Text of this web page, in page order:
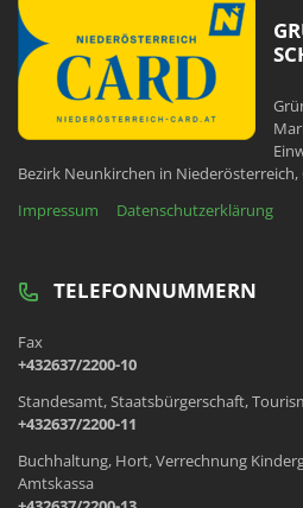
Bezirk Neunkirchen in Niederösterreich,
Impressum
Datenschutzerklärung
TELEFONNUMMERN
Fax
+432637/2200-10
Standesamt, Staatsbürgerschaft,
+432637/2200-11
Buchhaltung, Hort, Verrechnung
Amtskassa